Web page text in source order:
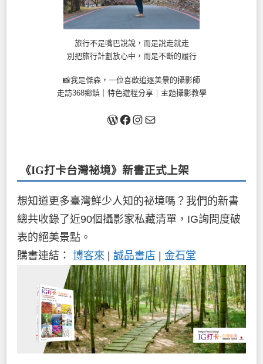
旅行不是嘴巴說說，而是說走就走
別把旅行計劃放心中，而是不斷的履行
📸我是傑森，一位喜歡追逐美景的攝影師
走訪368鄉鎮｜特色遊程分享｜主題攝影教學
關於我 Facebook
Instagram
《IG打卡台灣祕境》新書正式上架
想知道更多臺灣鮮少人知的祕境嗎？我們的新書
總共收錄了近90個攝影家私藏清單，IG詢問度破
表的絕美景點。
購書連結： 博客來 | 誠品書店 | 金石堂